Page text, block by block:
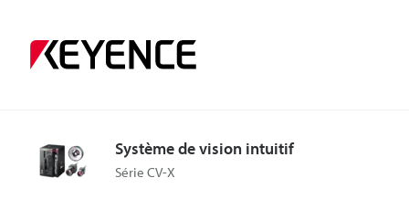
Système de vision intuitif
Série CV-X
S
y